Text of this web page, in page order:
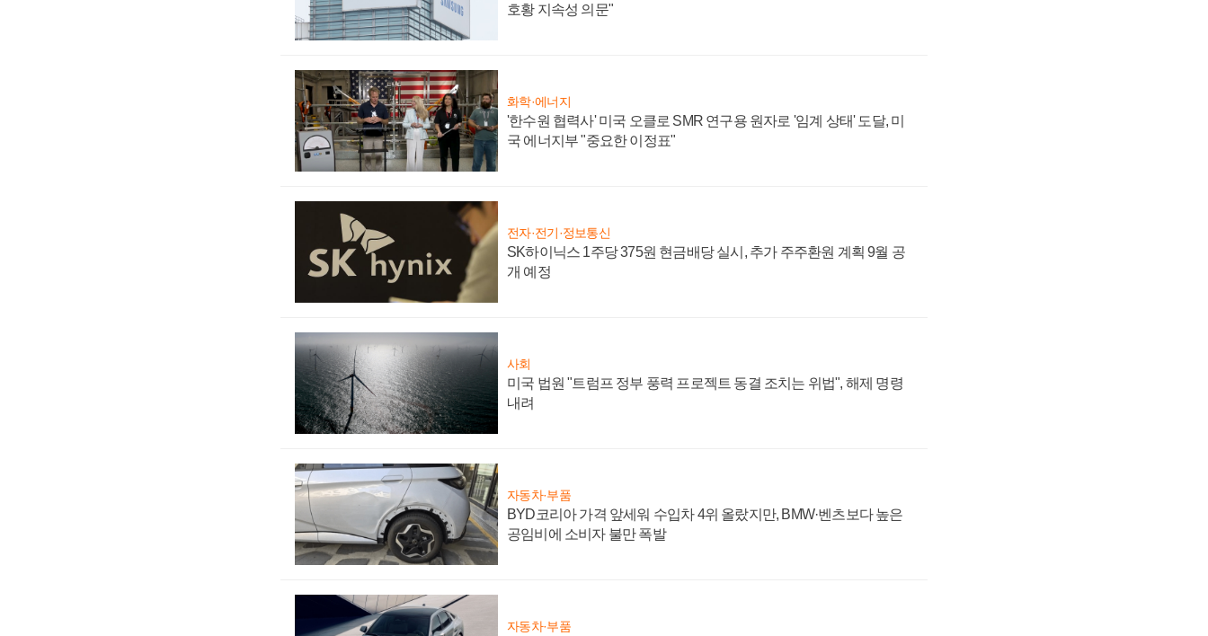
호황 지속성 의문"
화학·에너지
'한수원 협력사' 미국 오클로 SMR 연구용 원자로 '임계 상태' 도달, 미
국 에너지부 "중요한 이정표"
전자·전기·정보통신
SK하이닉스 1주당 375원 현금배당 실시, 추가 주주환원 계획 9월 공
개 예정
사회
미국 법원 "트럼프 정부 풍력 프로젝트 동결 조치는 위법", 해제 명령
내려
자동차·부품
BYD코리아 가격 앞세워 수입차 4위 올랐지만, BMW·벤츠보다 높은
공임비에 소비자 불만 폭발
자동차·부품